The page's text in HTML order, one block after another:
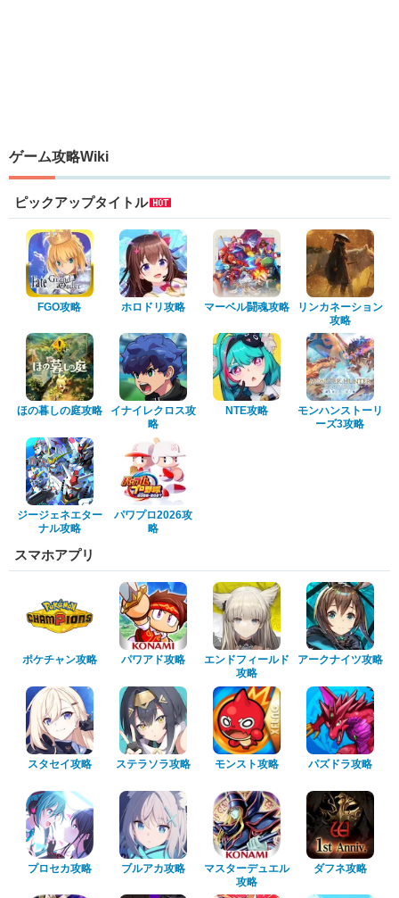
ゲーム攻略Wiki
ピックアップタイトル
FGO攻略 ホロドリ攻略 マーベル闘魂攻略
リンカネーション
攻略
ほの暮しの庭攻略
イナイレクロス攻
略
NTE攻略
モンハンストーリ
ーズ3攻略
ジージェネエター
ナル攻略
パワプロ2026攻
略
スマホアプリ
ポケチャン攻略 パワアド攻略
エンドフィールド
攻略
アークナイツ攻略
スタセイ攻略 ステラソラ攻略 モンスト攻略 パズドラ攻略
プロセカ攻略 ブルアカ攻略
マスターデュエル
攻略
ダフネ攻略